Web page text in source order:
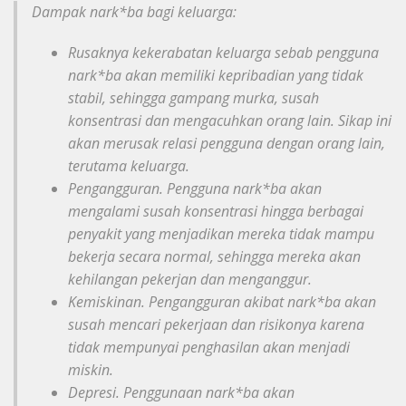
Dampak nark*ba bagi keluarga:
Rusaknya kekerabatan keluarga sebab pengguna
nark*ba akan memiliki kepribadian yang tidak
stabil, sehingga gampang murka, susah
konsentrasi dan mengacuhkan orang lain. Sikap ini
akan merusak relasi pengguna dengan orang lain,
terutama keluarga.
Pengangguran. Pengguna nark*ba akan
mengalami susah konsentrasi hingga berbagai
penyakit yang menjadikan mereka tidak mampu
bekerja secara normal, sehingga mereka akan
kehilangan pekerjan dan menganggur.
Kemiskinan. Pengangguran akibat nark*ba akan
susah mencari pekerjaan dan risikonya karena
tidak mempunyai penghasilan akan menjadi
miskin.
Depresi. Penggunaan nark*ba akan